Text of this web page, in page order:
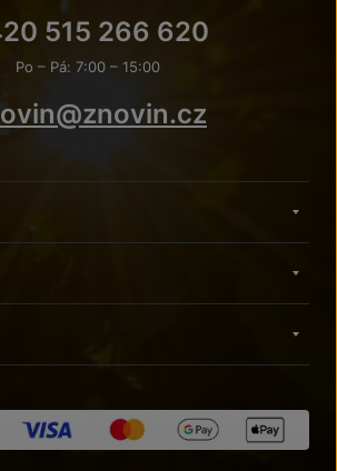
515 266 620
Po – Pá: 7:00 – 15:00